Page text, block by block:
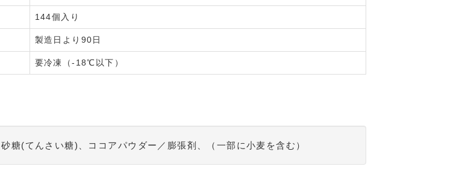
144個入り
製造日より90日
要冷凍（-18℃以下）
糖(てんさい糖)、ココアパウダー／膨張剤、（一部に小麦を含む）